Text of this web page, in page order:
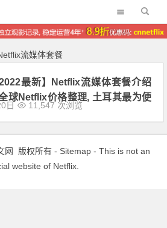
流媒体套餐
2022最新】Netflix流媒体套餐介绍
球Netflix价格整理, 土耳其最为便
日 11,547 次浏览
网 版权所有 - Sitemap- This is not an
website of Netflix.